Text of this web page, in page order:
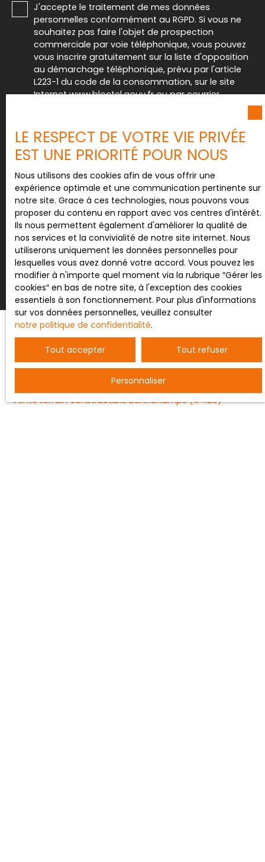
J'accepte le traitement de mes données
personnelles conformément au RGPD. Si vous ne
souhaitez pas faire l'objet de prospection
commerciale par voie téléphonique, vous pouvez
vous inscrire gratuitement sur la liste d'opposition
au démarchage téléphonique, prévu par l'article
L223-1 du code de la consommation, sur le site
Internet www.bloctel.gouv.fr ou par courrier
Société Worldline, Service Bloctel, CS 61311, 41013
BLOIS CEDEX.
données personnelles, veuillez consulter notre
politique de confidentialité .
Recevoir des annonces
JE RECHERCHE UN BIEN
Vente entrepôt Nancy (54000)
Vente terrain constructible Bertrichamps (54120)
LE RESPECT DE VOTRE VIE PRIVÉE
EST UNE PRIORITÉ POUR NOUS
Nous utilisons des cookies afin de vous offrir une
expérience optimale et une communication pertinente sur
notre site. Grace à ces technologies, nous pouvons vous
proposer du contenu en rapport avec vos centres d'intérêt.
Ils nous permettent également d'améliorer la qualité de
nos services et la convivialité de notre site internet. Nous
utiliserons uniquement les données personnelles pour
lesquelles vous avez donné votre accord. Vous pouvez les
modifier à n'importe quel moment via la rubrique ″Gérer les
cookies″ en bas de notre site, à l'exception des cookies
essentiels à son fonctionnement. Pour plus d'informations
sur vos données personnelles, veuillez consulter
notre politique de confidentialité.
Tout accepter Tout refuser
Personnaliser